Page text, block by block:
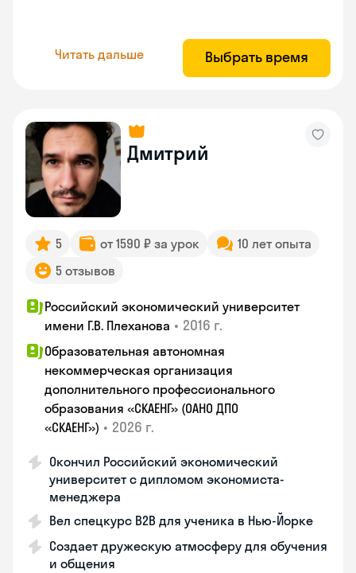
Читать дальше Выбрать время
Дмитрий
5 от 1590 ₽ за урок
10 лет опыта
5 отзывов
Российский экономический университет
имени Г.В. Плеханова • 2016 г.
Образовательная автономная
некоммерческая организация
дополнительного профессионального
образования «СКАЕНГ» (ОАНО ДПО
«СКАЕНГ») • 2026 г.
Окончил Российский экономический
университет с дипломом экономиста-
менеджера
Вел спецкурс B2B для ученика в Нью-Йорке
Создает дружескую атмосферу для обучения
и общения